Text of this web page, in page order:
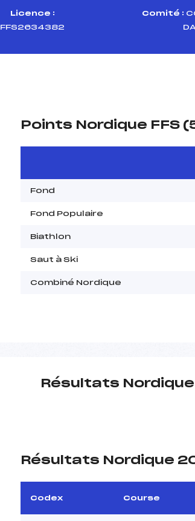
Licence :
FFS2634382
Comité :
Points Nordique FFS
Fond
Fond Populaire
Biathlon
Saut à Ski
Combiné Nordique
Résultats Nordique
Résultats Nordique
Codex Course